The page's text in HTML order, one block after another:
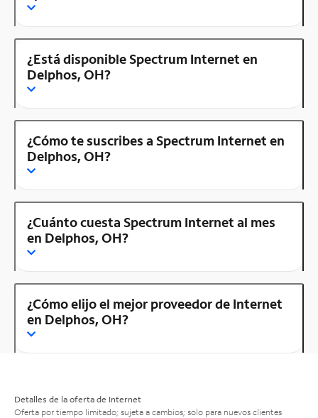
¿Está disponible Spectrum Internet en
Delphos, OH?
¿Cómo te suscribes a Spectrum Internet en
Delphos, OH?
¿Cuánto cuesta Spectrum Internet al mes
en Delphos, OH?
¿Cómo elijo el mejor proveedor de Internet
en Delphos, OH?
Detalles de la oferta de Internet
Oferta por tiempo limitado; sujeta a cambios; solo para nuevos clientes